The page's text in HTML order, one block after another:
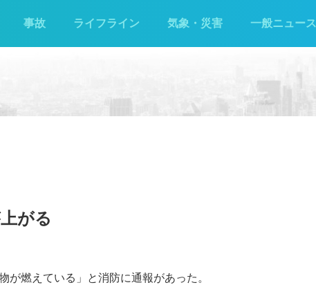
事故 ライフライン 気象・災害 一般ニュース
がる
燃えている」と消防に通報があった。